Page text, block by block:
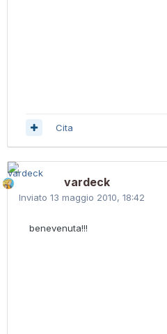
Cita
vardeck
Inviato 13 maggio 2010, 18:42
benevenuta!!!